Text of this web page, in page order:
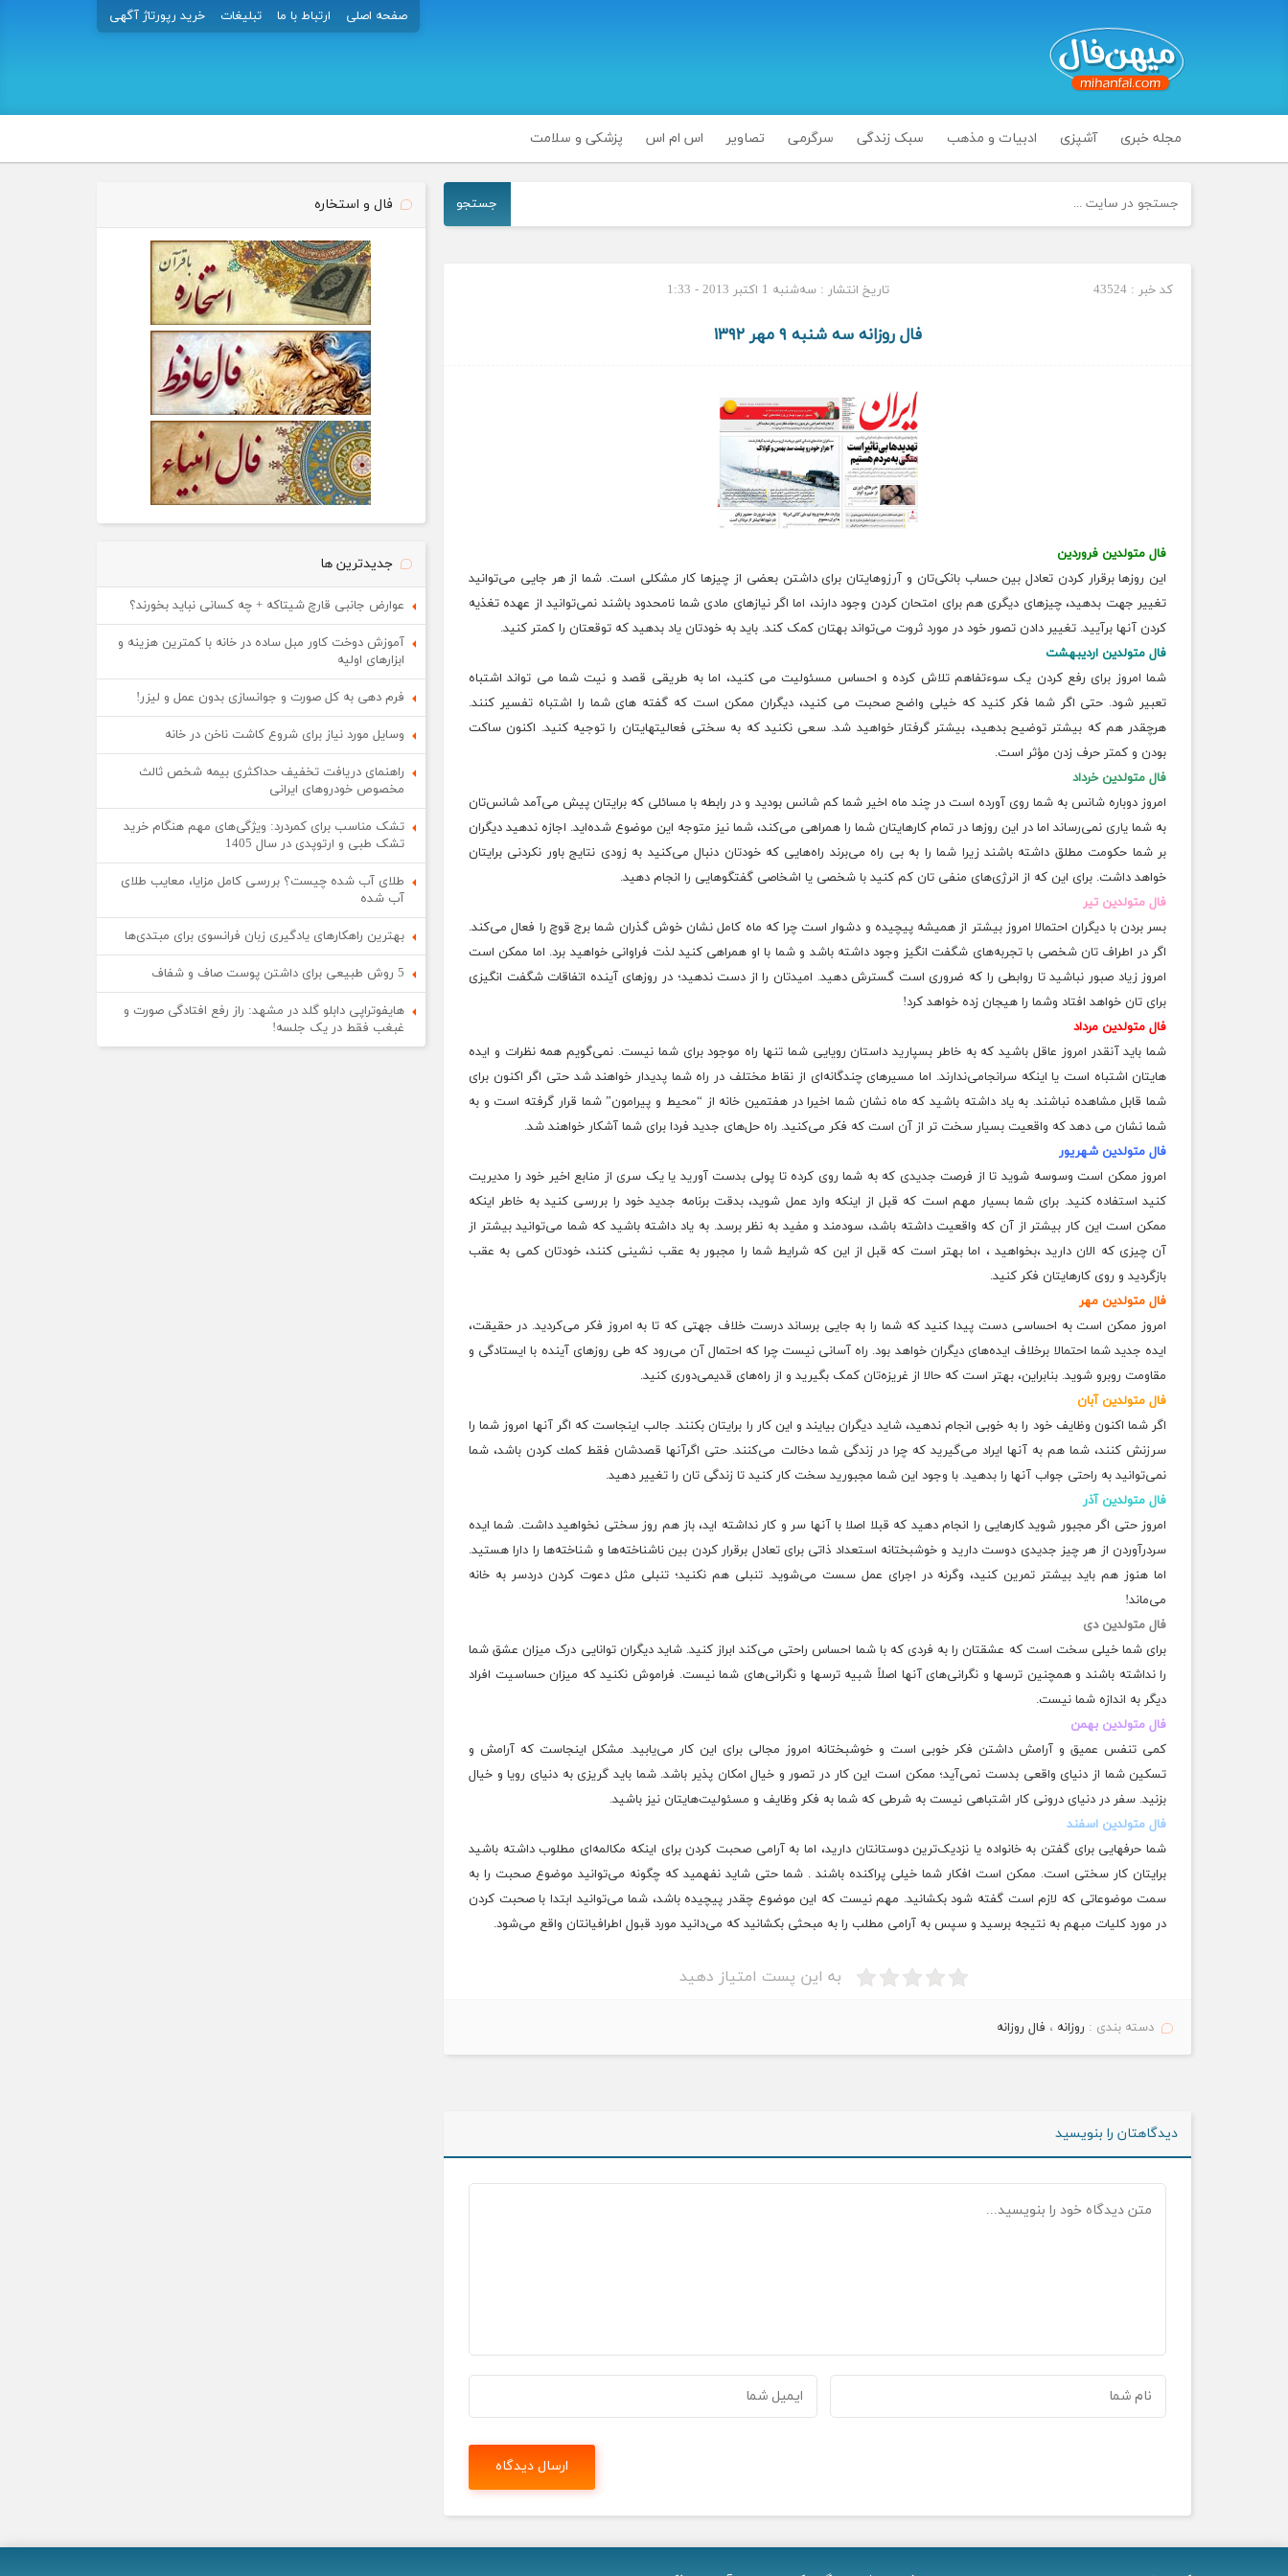
صفحه اصلی ارتباط با ما تبلیغات خرید رپورتاژ آگهی
مجله خبری آشپزی ادبیات و مذهب سبک زندگی سرگرمی تصاویر اس ام اس پزشکی و سلامت
جستجو
کد خبر : 43524 تاریخ انتشار : سه‌شنبه 1 اکتبر 2013 - 1:33
فال روزانه سه شنبه ۹ مهر ۱۳۹۲
فال متولدین فروردین
این روزها برقرار کردن تعادل بین حساب بانکی‌تان و آرزوهایتان برای داشتن بعضی از چیزها کار مشکلی است. شما از هر جایی می‌توانید
تغییر جهت بدهید، چیزهای دیگری هم برای امتحان کردن وجود دارند، اما اگر نیازهای مادی شما نامحدود باشند نمی‌توانید از عهده تغذیه
کردن آنها برآیید. تغییر دادن تصور خود در مورد ثروت می‌تواند بهتان کمک کند. باید به خودتان یاد بدهید که توقعتان را کمتر کنید.
فال متولدین اردیبهشت
شما امروز برای رفع کردن یک سوءتفاهم تلاش کرده و احساس مسئولیت می کنید، اما به طریقی قصد و نیت شما می تواند اشتباه
تعبیر شود. حتی اگر شما فکر کنید که خیلی واضح صحبت می کنید، دیگران ممکن است که گفته های شما را اشتباه تفسیر کنند.
هرچقدر هم که بیشتر توضیح بدهید، بیشتر گرفتار خواهید شد. سعی نکنید که به سختی فعالیتهایتان را توجیه کنید. اکنون ساکت
بودن و کمتر حرف زدن مؤثر است.
فال متولدین خرداد
امروز دوباره شانس به شما روی آورده است در چند ماه اخیر شما کم شانس بودید و در رابطه با مسائلی که برایتان پیش می‌آمد شانس‌تان
به شما یاری نمی‌رساند اما در این روزها در تمام کارهایتان شما را همراهی می‌کند، شما نیز متوجه این موضوع شده‌اید. اجازه ندهید دیگران
بر شما حکومت مطلق داشته باشند زیرا شما را به بی راه می‌برند راه‌هایی که خودتان دنبال می‌کنید به زودی نتایج باور نکردنی برایتان
خواهد داشت. برای این که از انرژی‌های منفی تان کم کنید با شخصی یا اشخاصی گفتگوهایی را انجام دهید.
فال متولدین تیر
بسر بردن با دیگران احتمالا امروز بیشتر از همیشه پیچیده و دشوار است چرا که ماه کامل نشان خوش گذران شما برج قوچ را فعال می‌کند.
اگر در اطراف تان شخصی با تجربه‌های شگفت انگیز وجود داشته باشد و شما با او همراهی کنید لذت فراوانی خواهید برد. اما ممکن است
امروز زیاد صبور نباشید تا روابطی را که ضروری است گسترش دهید. امیدتان را از دست ندهید؛ در روزهای آینده اتفاقات شگفت انگیزی
برای تان خواهد افتاد وشما را هیجان زده خواهد کرد!
فال متولدین مرداد
شما باید آنقدر امروز عاقل باشید که به خاطر بسپارید داستان رویایی شما تنها راه موجود برای شما نیست. نمی‌گویم همه نظرات و ایده
هایتان اشتباه است یا اینکه سرانجامی‌ندارند. اما مسیرهای چندگانه‌ای از نقاط مختلف در راه شما پدیدار خواهند شد حتی اگر اکنون برای
شما قابل مشاهده نباشند. به یاد داشته باشید که ماه نشان شما اخیرا در هفتمین خانه از “محیط و پیرامون” شما قرار گرفته است و به
شما نشان می دهد که واقعیت بسیار سخت تر از آن است که فکر می‌کنید. راه حل‌های جدید فردا برای شما آشکار خواهند شد.
فال متولدین شهریور
امروز ممکن است وسوسه شوید تا از فرصت جدیدی که به شما روی کرده تا پولی بدست آورید یا یک سری از منابع اخیر خود را مدیریت
کنید استفاده کنید. برای شما بسیار مهم است که قبل از اینکه وارد عمل شوید،‌ بدقت برنامه جدید خود را بررسی کنید به خاطر اینکه
ممکن است این کار بیشتر از آن که واقعیت داشته باشد، سودمند و مفید به نظر برسد. به یاد داشته باشید که شما می‌توانید بیشتر از
آن چیزی که الان دارید ،‌بخواهید ، اما بهتر است که قبل از این که شرایط شما را مجبور به عقب نشینی کنند، خودتان کمی به عقب
بازگردید و روی کارهایتان فکر کنید.
فال متولدین مهر
امروز ممکن است به احساسی دست پیدا کنید که شما را به جایی برساند درست خلاف جهتی که تا به امروز فکر می‌کردید. در حقیقت،
ایده جدید شما احتمالا برخلاف ایده‌های دیگران خواهد بود. راه آسانی نیست چرا که احتمال آن می‌رود که طی روزهای آینده با ایستادگی و
مقاومت روبرو شوید. بنابراین، بهتر است که حالا از غریزه‌تان کمک بگیرید و از راه‌های قدیمی‌دوری کنید.
فال متولدین آبان
اگر شما اكنون وظایف خود را به خوبی انجام ندهید، شاید دیگران بیایند و این كار را برایتان بكنند. جالب اینجاست كه اگر آنها امروز شما را
سرزنش كنند، شما هم به آنها ایراد می‌گیرید كه چرا در زندگی شما دخالت می‌كنند. حتی اگرآنها قصدشان فقط كمك كردن باشد، شما
نمی‌توانید به راحتی جواب آنها را بدهید. با وجود این شما مجبورید سخت كار كنید تا زندگی تان را تغییر دهید.
فال متولدین آذر
امروز حتی اگر مجبور شوید کارهایی را انجام دهید که قبلا اصلا با آنها سر و کار نداشته اید، باز هم روز سختی نخواهید داشت. شما ایده
سردرآوردن از هر چیز جدیدی دوست دارید و خوشبختانه استعداد ذاتی برای تعادل برقرار کردن بین ناشناخته‌ها و شناخته‌ها را دارا هستید.
اما هنوز هم باید بیشتر تمرین کنید، وگرنه در اجرای عمل سست می‌شوید. تنبلی هم نکنید؛ تنبلی مثل دعوت کردن دردسر به خانه
می‌ماند!
فال متولدین دی
برای شما خیلی سخت است که عشقتان را به فردی که با شما احساس راحتی می‌کند ابراز کنید. شاید دیگران توانایی درک میزان عشق شما
را نداشته باشند و همچنین ترسها و نگرانی‌های آنها اصلاً شبیه ترسها و نگرانی‌های شما نیست. فراموش نکنید که میزان حساسیت افراد
دیگر به اندازه شما نیست.
فال متولدین بهمن
کمی‌ تنفس عمیق و آرامش داشتن فکر خوبی است و خوشبختانه امروز مجالی برای این کار می‌یابید. مشکل اینجاست که آرامش و
تسکین شما از دنیای واقعی بدست نمی‌آید؛‌ ممکن است این کار در تصور و خیال امکان پذیر باشد. شما باید گریزی به دنیای رویا و خیال
بزنید. سفر در دنیای درونی کار اشتباهی نیست به شرطی که شما به فکر وظایف و مسئولیت‌هایتان نیز باشید.
فال متولدین اسفند
شما حرفهایی برای گفتن به خانواده یا نزدیک‌ترین دوستانتان دارید، اما به آرامی صحبت کردن برای اینکه مکالمه‌ای مطلوب داشته باشید
برایتان کار سختی است. ممکن است افکار شما خیلی پراکنده باشند . شما حتی شاید نفهمید که چگونه می‌توانید موضوع صحبت را به
سمت موضوعاتی که لازم است گفته شود بکشانید. مهم نیست که این موضوع چقدر پیچیده باشد، شما می‌توانید ابتدا با صحبت کردن
در مورد کلیات مبهم به نتیجه برسید و سپس به آرامی مطلب را به مبحثی بکشانید که می‌دانید مورد قبول اطرافیانتان واقع می‌شود.
به این پست امتیاز دهید
دسته بندی : روزانه ، فال روزانه
دیدگاهتان را بنویسید
فال و استخاره
جدیدترین ها
عوارض جانبی قارچ شیتاکه + چه کسانی نباید بخورند؟
آموزش دوخت کاور مبل ساده در خانه با کمترین هزینه و
ابزارهای اولیه
فرم دهی به کل صورت و جوانسازی بدون عمل و لیزر!
وسایل مورد نیاز برای شروع کاشت ناخن در خانه
راهنمای دریافت تخفیف حداکثری بیمه شخص ثالث
مخصوص خودروهای ایرانی
تشک مناسب برای کمردرد: ویژگی‌های مهم هنگام خرید
تشک طبی و ارتوپدی در سال 1405
طلای آب شده چیست؟ بررسی کامل مزایا، معایب طلای
آب شده
بهترین راهکارهای یادگیری زبان فرانسوی برای مبتدی‌ها
5 روش طبیعی برای داشتن پوست صاف و شفاف
هایفوتراپی دابلو گلد در مشهد: راز رفع افتادگی صورت و
غبغب فقط در یک جلسه!